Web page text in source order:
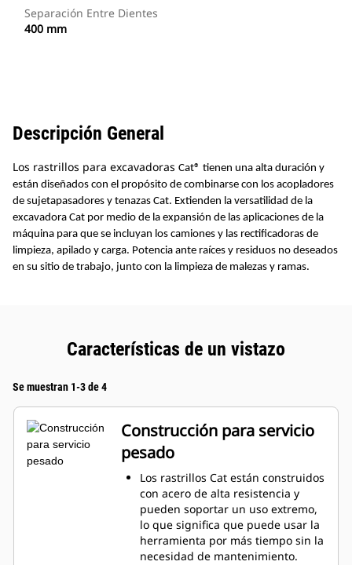
Separación Entre Dientes
400 mm
Descripción General
Los rastrillos para excavadoras Cat® tienen una alta duración y
están diseñados con el propósito de combinarse con los acopladores
de sujetapasadores y tenazas Cat. Extienden la versatilidad de la
excavadora Cat por medio de la expansión de las aplicaciones de la
máquina para que se incluyan los camiones y las rectificadoras de
limpieza, apilado y carga. Potencia ante raíces y residuos no deseados
en su sitio de trabajo, junto con la limpieza de malezas y ramas.
Características de un vistazo
Se muestran 1-3 de 4
Construcción para servicio
pesado
Los rastrillos Cat están construidos
con acero de alta resistencia y
pueden soportar un uso extremo,
lo que significa que puede usar la
herramienta por más tiempo sin la
necesidad de mantenimiento.